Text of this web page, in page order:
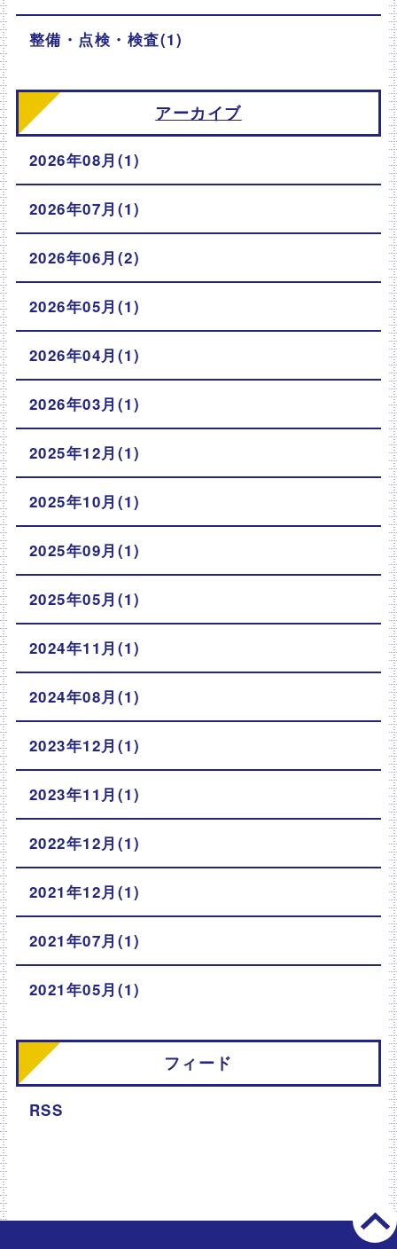
整備・点検・検査(1)
アーカイブ
2026年08月(1)
2026年07月(1)
2026年06月(2)
2026年05月(1)
2026年04月(1)
2026年03月(1)
2025年12月(1)
2025年10月(1)
2025年09月(1)
2025年05月(1)
2024年11月(1)
2024年08月(1)
2023年12月(1)
2023年11月(1)
2022年12月(1)
2021年12月(1)
2021年07月(1)
2021年05月(1)
フィード
RSS